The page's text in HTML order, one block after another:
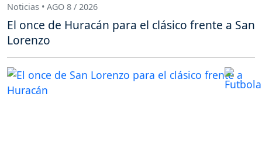
Noticias • AGO 8 / 2026
El once de Huracán para el clásico frente a San
Lorenzo